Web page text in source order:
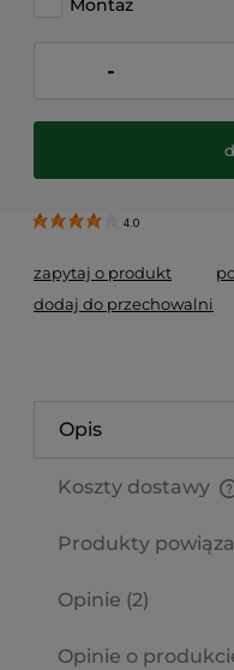
Montaż
-
4.0
zapytaj o produkt
dodaj do przechowalni
Opis
Koszty dostawy
Produkty
Opinie (2)
Opinie o